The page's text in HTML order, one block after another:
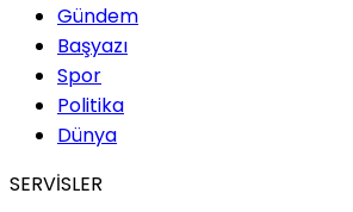
Gündem
Başyazı
Spor
Politika
Dünya
SERVİSLER